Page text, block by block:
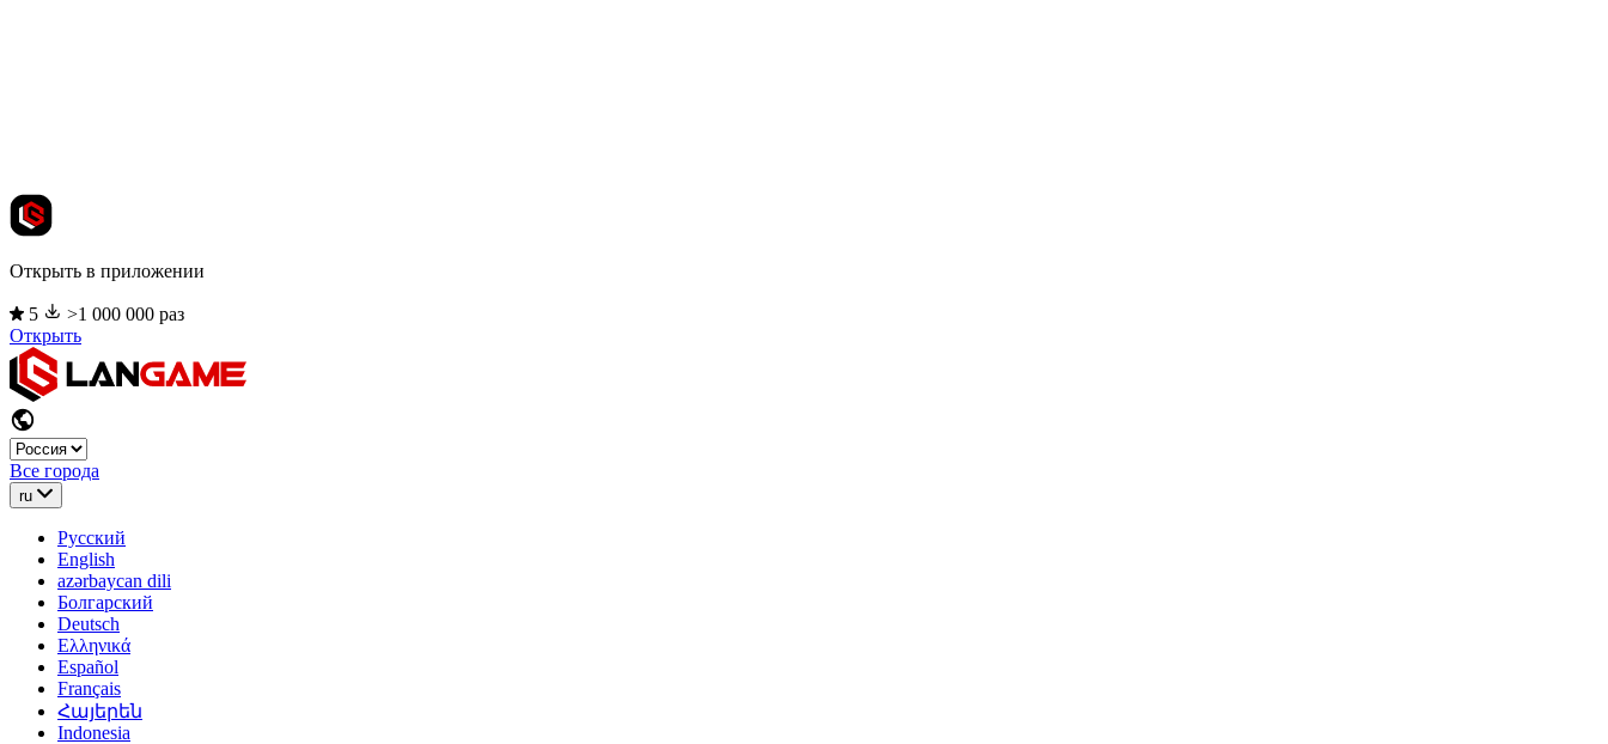
Открыть в приложении
5
>1 000 000 раз
Открыть
Все города
ru
Русский
English
azərbaycan dili
Болгарский
Deutsch
Ελληνικά
Español
Français
Հայերեն
Indonesia